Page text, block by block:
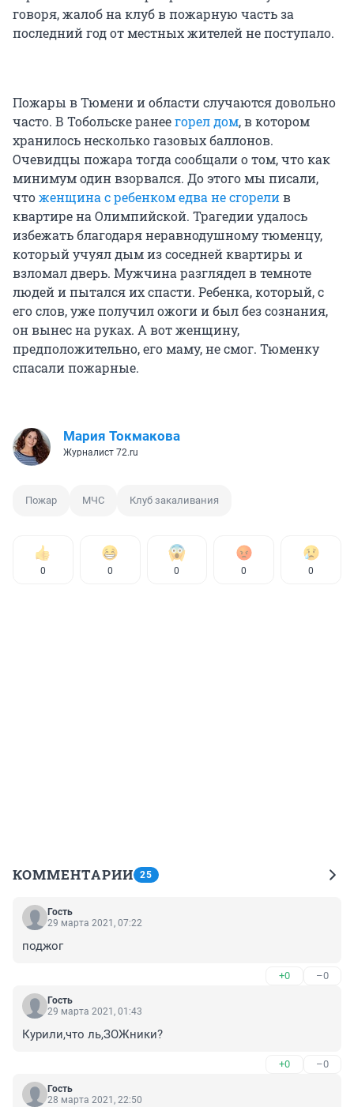
говоря, жалоб на клуб в пожарную часть за
последний год от местных жителей не поступало.
Пожары в Тюмени и области случаются довольно
часто. В Тобольске ранеегорел дом, в котором
хранилось несколько газовых баллонов.
Очевидцы пожара тогда сообщали о том, что как
минимум один взорвался. До этого мы писали,
чтоженщина с ребенком едва не сгорелив
квартире на Олимпийской. Трагедии удалось
избежать благодаря неравнодушному тюменцу,
который учуял дым из соседней квартиры и
взломал дверь. Мужчина разглядел в темноте
людей и пытался их спасти. Ребенка, который, с
его слов, уже получил ожоги и был без сознания,
он вынес на руках. А вот женщину,
предположительно, его маму, не смог. Тюменку
спасали пожарные.
Мария Токмакова
Журналист 72.ru
Пожар МЧС Клуб закаливания
0 0 0 0 0
КОММЕНТАРИИ 25
Гость
29 марта 2021, 07:22
поджог
+0 –0
Гость
29 марта 2021, 01:43
Курили,что ль,ЗОЖники?
+0 –0
Гость
28 марта 2021, 22:50